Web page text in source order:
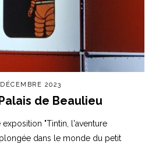
2023
de Beaulieu
"Tintin, l'aventure
dans le monde du petit